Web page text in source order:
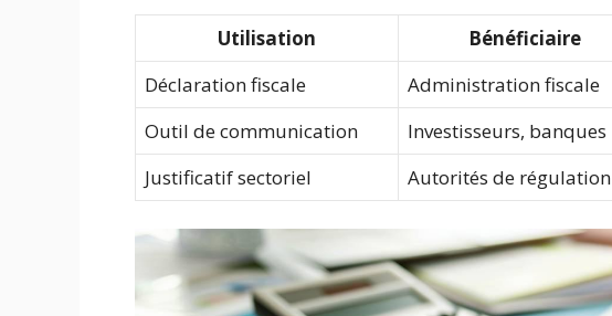
Utilisation Bénéficiaire
Déclaration fiscale
Administration fiscale
Outil de communication
Investisseurs, banques
Justificatif sectoriel
Autorités de régulation